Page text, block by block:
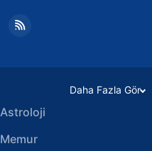
Daha Fazla Gör
Astroloji
Memur